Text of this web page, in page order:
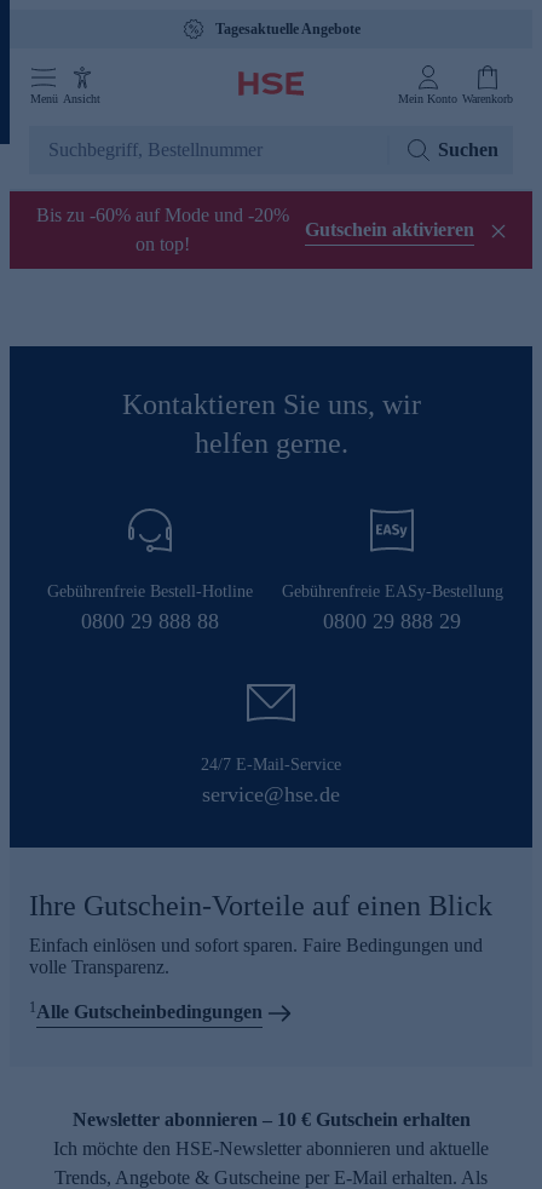
Tagesaktuelle Angebote
Menü Ansicht Mein Konto Warenkorb
Suchen
Bis zu -60% auf Mode und -20%
on top!
Gutschein aktivieren
Kontaktieren Sie uns, wir
helfen gerne.
Gebührenfreie Bestell-Hotline
0800 29 888 88
Gebührenfreie EASy-Bestellung
0800 29 888 29
24/7 E-Mail-Service
service@hse.de
Ihre Gutschein-Vorteile auf einen Blick
Einfach einlösen und sofort sparen. Faire Bedingungen und
volle Transparenz.
1Alle Gutscheinbedingungen
Newsletter abonnieren – 10 € Gutschein erhalten
Ich möchte den HSE-Newsletter abonnieren und aktuelle
Trends, Angebote & Gutscheine per E-Mail erhalten. Als